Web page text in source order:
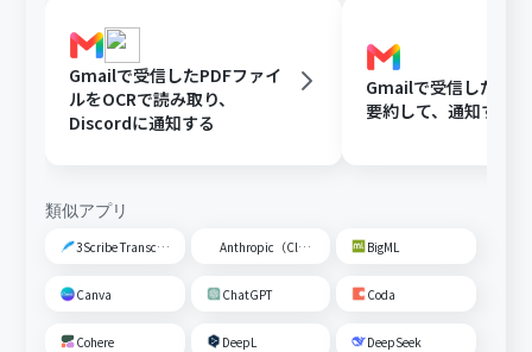
Gmailで受信したPDFファイ
ルをOCRで読み取り、
Discordに通知する
Gmailで受信した内
要約して、通知する
類似アプリ
3Scribe Transcription Anthropic（Claude） BigML
Canva ChatGPT Coda
Cohere DeepL DeepSeek